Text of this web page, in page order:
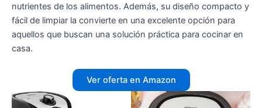
nutrientes de los alimentos. Además, su diseño compacto y
fácil de limpiar la convierte en una excelente opción para
aquellos que buscan una solución práctica para cocinar en
casa.
Ver oferta en Amazon